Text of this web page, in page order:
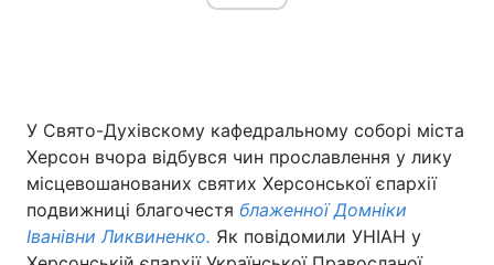
У Свято-Духівскому кафедральному соборі міста
Херсон вчора відбувся чин прославлення у лику
місцевошанованих святих Херсонської єпархії
подвижниці благочестя блаженної Домніки
Іванівни Ликвиненко. Як повідомили УНІАН у